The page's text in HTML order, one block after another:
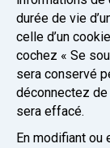
durée de vie
celle d’un
cochez « Se
sera conservé
déconnectez
sera effacé.
En modifiant ou